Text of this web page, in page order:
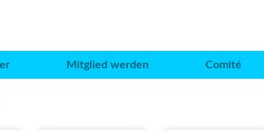
Mitglied werden Comité